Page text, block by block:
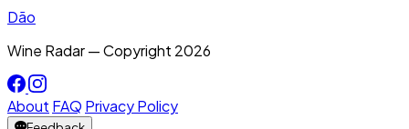
Dão
Wine Radar — Copyright 2026
About FAQ Privacy Policy